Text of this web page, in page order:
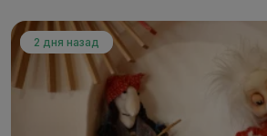
2 дня назад